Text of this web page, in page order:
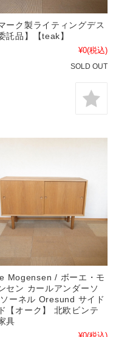
ーク製ライティングデス
託品】【teak】
¥0(税込)
SOLD OUT
Mogensen / ボーエ・モ
セン カールアンダーソ
ーネル Oresund サイド
【オーク】 北欧ビンテ
具